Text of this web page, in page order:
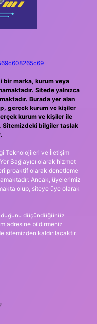
bir marka, kurum veya
Sitede yalnızca
Burada yer alan
gerçek kurum ve kişiler
kurum ve kişiler ile
Sitemizdeki bilgiler taslak
Teknolojileri ve İletişim
Sağlayıcı olarak hizmet
proaktif olarak denetleme
Ancak, üyelerimiz
olup, siteye üye olarak
düşündüğünüz
adresine bildirmeniz
kaldırılacaktır.